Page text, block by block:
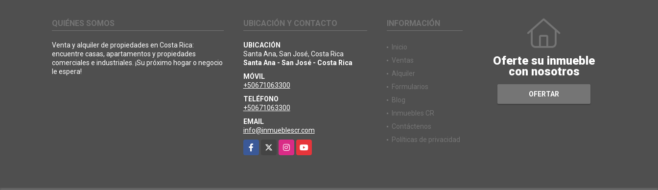
QUIÉNES SOMOS
Venta y alquiler de propiedades en Costa Rica:
encuentre casas, apartamentos y propiedades
comerciales e industriales. ¡Su próximo hogar o negocio
le espera!
UBICACIÓN Y CONTACTO
UBICACIÓN
Santa Ana, San José, Costa Rica
Santa Ana - San José - Costa Rica
MÓVIL
+50671063300
TELÉFONO
+50671063300
EMAIL
info@inmueblescr.com
Facebook
InstagramYouTube
INFORMACIÓN
Inicio
Ventas
Alquiler
Formularios
Blog
Inmuebles CR
Contáctenos
Políticas de privacidad
Oferte su inmueble
con nosotros
OFERTAR